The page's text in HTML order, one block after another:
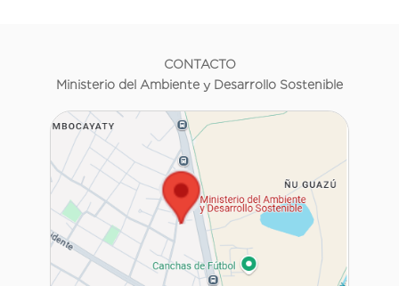
CONTACTO
Ministerio del Ambiente y Desarrollo Sostenible